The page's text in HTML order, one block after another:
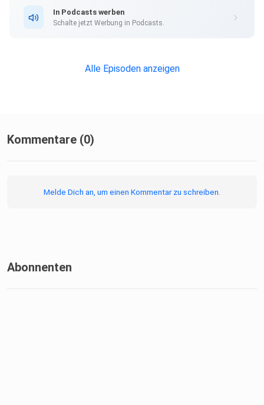
In Podcasts werben
Schalte jetzt Werbung in Podcasts.
Alle Episoden anzeigen
Kommentare (0)
Melde Dich an, um einen Kommentar zu schreiben.
Abonnenten